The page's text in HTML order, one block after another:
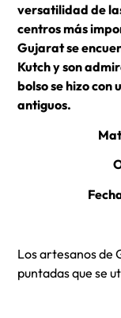
versatilidad de
centros más
Gujarat se
Kutch y son
bolso se hizo con
antiguos.
Los artesanos de
puntadas que se